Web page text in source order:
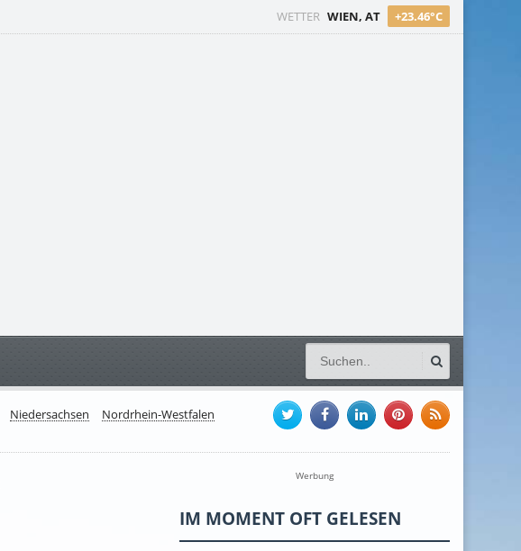
WETTER WIEN, AT +23.46°C
Niedersachsen Nordrhein-Westfalen
Werbung
IM MOMENT OFT GELESEN